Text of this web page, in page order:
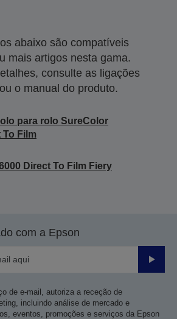
abaixo são compatíveis
mais artigos nesta gama.
consulte as ligações
o manual do produto.
para rolo SureColor
To Film
Direct To Film Fiery
com a Epson
Enviar
de e-mail, autoriza a receção de
incluindo análise de mercado e
eventos, promoções e serviços da Epson